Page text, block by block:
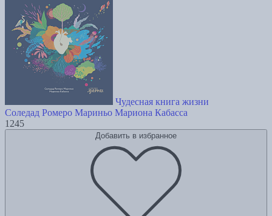
Чудесная книга жизни
Соледад Ромеро Мариньо Мариона Кабасса
1245
Добавить в избранное